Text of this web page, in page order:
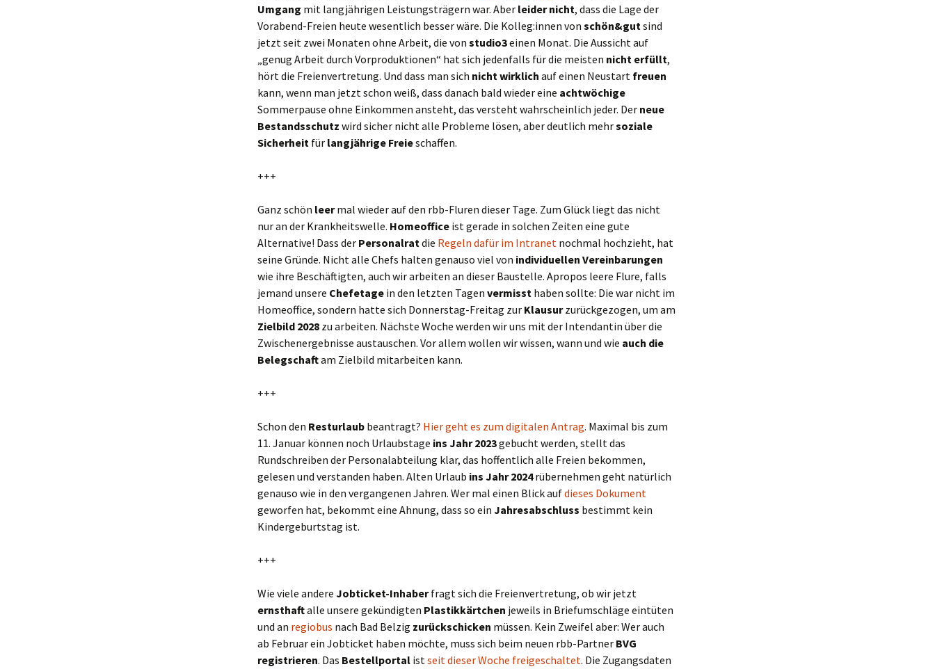
Umgang mit langjährigen Leistungsträgern war. Aber leider nicht, dass die Lage der
Vorabend-Freien heute wesentlich besser wäre. Die Kolleg:innen von schön&gutsind
jetzt seit zwei Monaten ohne Arbeit, die von studio3einen Monat. Die Aussicht auf
„genug Arbeit durch Vorproduktionen“ hat sich jedenfalls für die meisten nicht erfüllt,
hört die Freienvertretung. Und dass man sich nicht wirklich auf einen Neustart freuen
kann, wenn man jetzt schon weiß, dass danach bald wieder eine achtwöchige
Sommerpause ohne Einkommen ansteht, das versteht wahrscheinlich jeder. Der neue
Bestandsschutz wird sicher nicht alle Probleme lösen, aber deutlich mehrsoziale
Sicherheit für langjährige Freieschaffen.
+++
Ganz schön leermal wieder auf den rbb-Fluren dieser Tage. Zum Glück liegt das nicht
nur an der Krankheitswelle. Homeoffice ist gerade in solchen Zeiten eine gute
Alternative! Dass der Personalratdie Regeln dafür im Intranet nochmal hochzieht, hat
seine Gründe. Nicht alle Chefs halten genauso viel von individuellen Vereinbarungen
wie ihre Beschäftigten, auch wir arbeiten an dieser Baustelle. Apropos leere Flure, falls
jemand unsere Chefetage in den letzten Tagen vermisst haben sollte: Die war nicht im
Homeoffice, sondern hatte sich Donnerstag-Freitag zur Klausurzurückgezogen, um am
Zielbild 2028 zu arbeiten. Nächste Woche werden wir uns mit der Intendantin über die
Zwischenergebnisse austauschen. Vor allem wollen wir wissen, wann und wie auch die
Belegschaftam Zielbild mitarbeiten kann.
+++
Schon den Resturlaub beantragt? Hier geht es zum digitalen Antrag. Maximal bis zum
11. Januar können noch Urlaubstage ins Jahr 2023gebucht werden, stellt das
Rundschreiben der Personalabteilung klar, das hoffentlich alle Freien bekommen,
gelesen und verstanden haben. Alten Urlaub ins Jahr 2024rübernehmen geht natürlich
genauso wie in den vergangenen Jahren. Wer mal einen Blick aufdieses Dokument
geworfen hat, bekommt eine Ahnung, dass so ein Jahresabschluss bestimmt kein
Kindergeburtstag ist.
+++
Wie viele andere Jobticket-Inhaberfragt sich die Freienvertretung, ob wir jetzt
ernsthaftalle unsere gekündigten Plastikkärtchen jeweils in Briefumschläge eintüten
und an regiobus nach Bad Belzig zurückschicken müssen. Kein Zweifel aber: Wer auch
ab Februar ein Jobticket haben möchte, muss sich beim neuen rbb-Partner BVG
registrieren. Das Bestellportal istseit dieser Woche freigeschaltet. Die Zugangsdaten